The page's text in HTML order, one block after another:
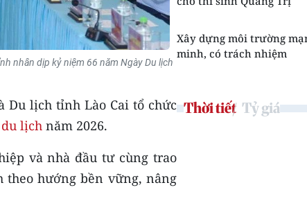
nhân dịp kỷ niệm 66 năm Ngày Du lịch
Du lịch tỉnh Lào Cai tổ chức
lịch năm 2026.
và nhà đầu tư cùng trao
hướng bền vững, nâng
Xây dựng môi trường
minh, có trách nhiệm
Thời tiết Tỷ giá